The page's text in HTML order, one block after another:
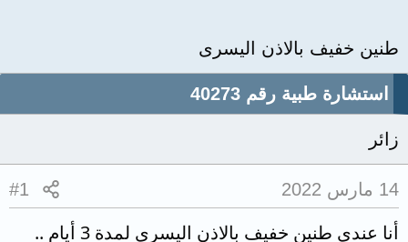
طنين خفيف بالاذن اليسرى
استشارة طبية رقم 40273
زائر
14 مارس 2022 #1
أنا عندي طنين خفيف بالاذن اليسرى لمدة 3 أيام ..